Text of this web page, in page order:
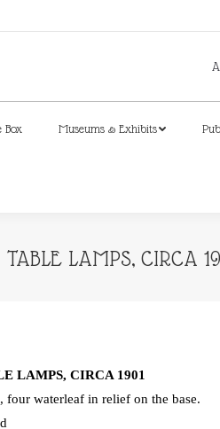
Box Museums & Exhibits
LAMPS, CIRCA
LAMPS, CIRCA 1901
four waterleaf in relief on the base.